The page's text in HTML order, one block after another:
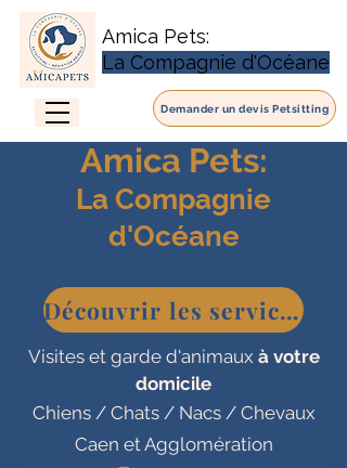
Demander un devis Petsitting
Amica Pets:
La Compagnie d'Océane
Amica Pets:
La Compagnie
d'Océane
Découvrir les services
Visites et garde d'animaux à votre
domicile
Chiens / Chats / Nacs / Chevaux
Caen et Agglomération